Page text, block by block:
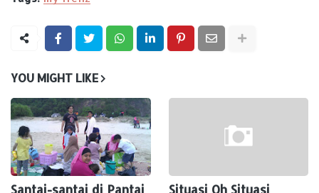
YOU MIGHT LIKE
Santai-santai di Pantai
Situasi Oh Situasi